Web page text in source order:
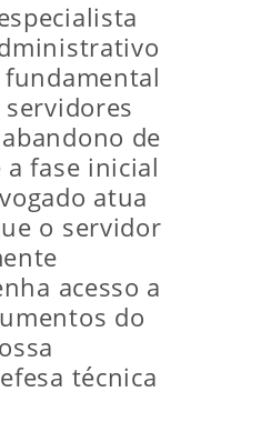
servidores
de
a fase inicial
atua
o servidor
acesso a
do
técnica